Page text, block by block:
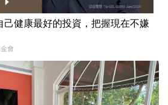
己健康最好的投資，把握現在不嫌
會